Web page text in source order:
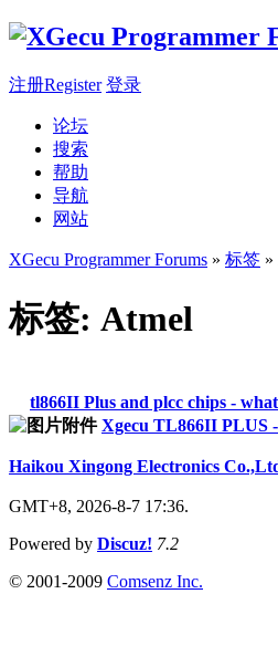
注册Register 登录
论坛
搜索
帮助
导航
网站
XGecu Programmer Forums » 标签 »
标签: Atmel
tl866II Plus and plcc chips -
Xgecu TL866II PLUS
Haikou Xingong Electronics
GMT+8, 2026-8-7 17:36.
Powered by Discuz! 7.2
© 2001-2009 Comsenz Inc.